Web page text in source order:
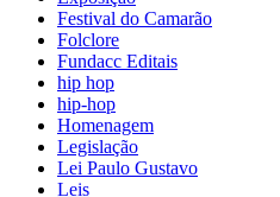
Festival do Camarão
Folclore
Fundacc Editais
hip hop
hip-hop
Homenagem
Legislação
Lei Paulo Gustavo
Leis